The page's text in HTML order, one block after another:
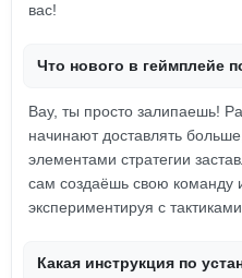
вас!
Что нового в геймплейе
Вау, ты просто залипаешь!
начинают доставлять
элементами стратегии
сам создаёшь свою команду
экспериментируя с
Какая инструкция по